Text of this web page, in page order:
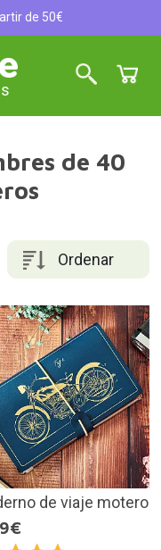
de 50€
de 40
Ordenar
de viaje motero